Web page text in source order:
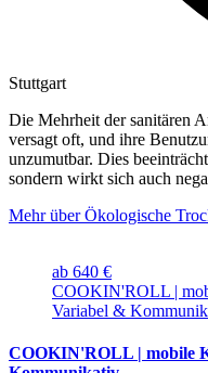
Stuttgart
Die Mehrheit der sanitären
versagt oft, und ihre
unzumutbar. Dies
sondern wirkt sich auch
Mehr über Ökologische
ab 640 €
COOKIN'ROLL |
Variabel &
COOKIN'ROLL | mobile